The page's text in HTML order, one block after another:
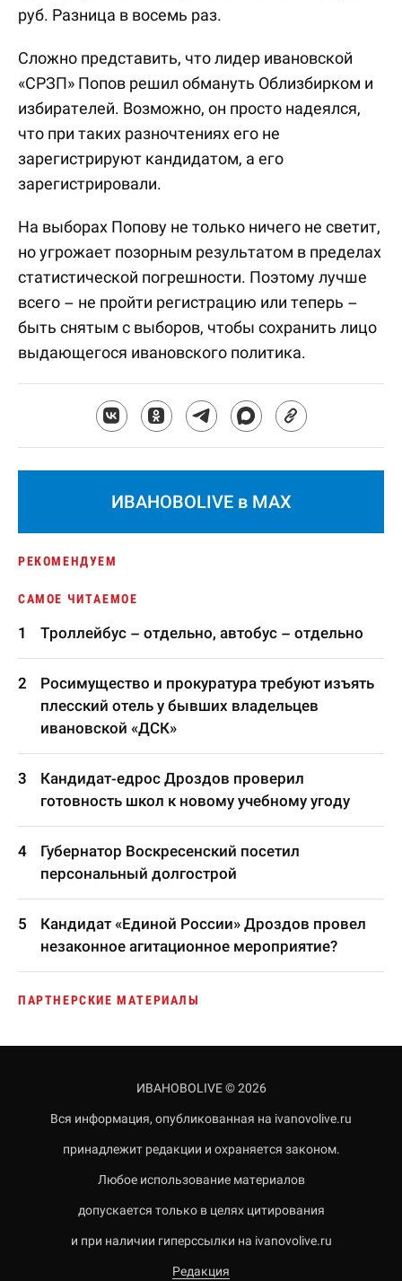
руб. Разница в восемь раз.
Сложно представить, что лидер ивановской
«СРЗП» Попов решил обмануть Облизбирком и
избирателей. Возможно, он просто надеялся,
что при таких разночтениях его не
зарегистрируют кандидатом, а его
зарегистрировали.
На выборах Попову не только ничего не светит,
но угрожает позорным результатом в пределах
статистической погрешности. Поэтому лучше
всего – не пройти регистрацию или теперь –
быть снятым с выборов, чтобы сохранить лицо
выдающегося ивановского политика.
ИВАНОВОLIVE в MAX
РЕКОМЕНДУЕМ
САМОЕ ЧИТАЕМОЕ
Троллейбус – отдельно, автобус – отдельно
Росимущество и прокуратура требуют изъять
плесский отель у бывших владельцев
ивановской «ДСК»
Кандидат-едрос Дроздов проверил
готовность школ к новому учебному угоду
Губернатор Воскресенский посетил
персональный долгострой
Кандидат «Единой России» Дроздов провел
незаконное агитационное мероприятие?
ПАРТНЕРСКИЕ МАТЕРИАЛЫ
ИВАНОВОLIVE © 2026
Вся информация, опубликованная на ivanovolive.ru
принадлежит редакции и охраняется законом.
Любое использование материалов
допускается только в целях цитирования
и при наличии гиперссылки на ivanovolive.ru
Редакция